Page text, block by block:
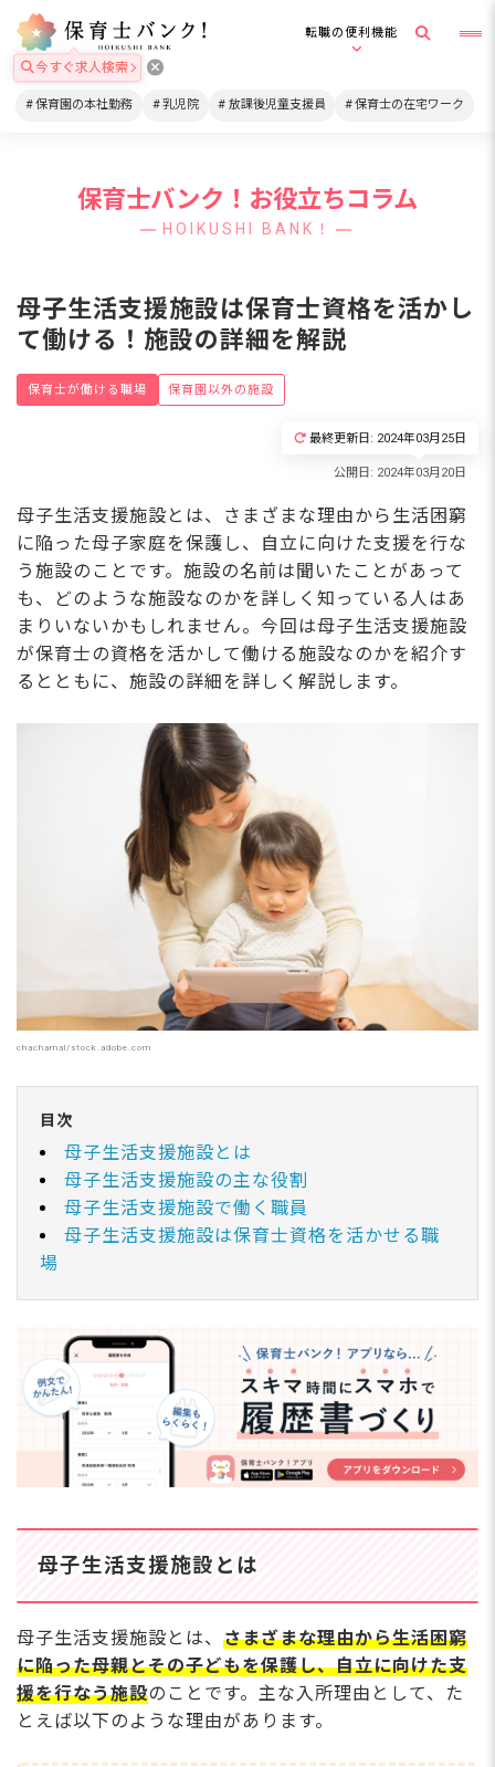
転職の便利機能
今すぐ求人検索
保育園の本社勤務 乳児院 放課後児童支援員 保育士の在宅ワーク
保育士バンク！お役立ちコラム
HOIKUSHI BANK！
母子生活支援施設は保育士資格を活かし
て働ける！施設の詳細を解説
保育士が働ける職場 保育園以外の施設
最終更新日: 2024年03月25日
母子生活支援施設とは、さまざまな理由から生活困窮
に陥った母子家庭を保護し、自立に向けた支援を行な
う施設のことです。施設の名前は聞いたことがあって
も、どのような施設なのかを詳しく知っている人はあ
まりいないかもしれません。今回は母子生活支援施設
が保育士の資格を活かして働ける施設なのかを紹介す
るとともに、施設の詳細を詳しく解説します。
chachamal/stock.adobe.com
目次
母子生活支援施設とは
母子生活支援施設の主な役割
母子生活支援施設で働く職員
母子生活支援施設は保育士資格を活かせる職
場
母子生活支援施設とは
母子生活支援施設とは、 さまざまな理由から生活困窮
に陥った母親とその子どもを保護し、自立に向けた支
援を行なう施設のことです。主な入所理由として、た
とえば以下のような理由があります。